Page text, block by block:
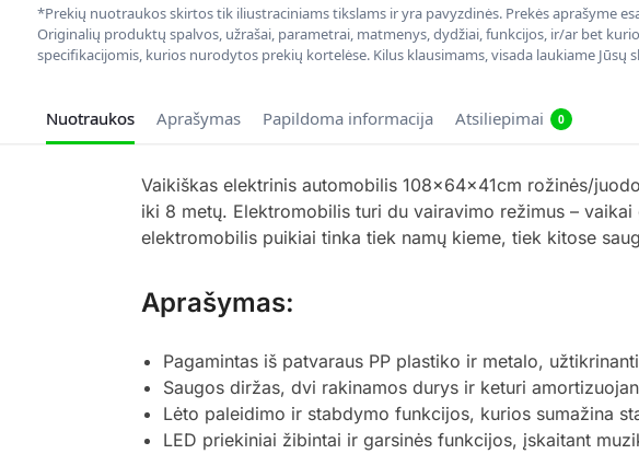
*Prekių nuotraukos skirtos tik iliustraciniams tikslams ir yra pavyzdinės. Prekės aprašyme
Originalių produktų spalvos, užrašai, parametrai, matmenys, dydžiai, funkcijos, ir/ar bet
specifikacijomis, kurios nurodytos prekių kortelėse. Kilus klausimams, visada laukiame
Nuotraukos Aprašymas Papildoma informacija Atsiliepimai 0
Vaikiškas elektrinis automobilis 108x64x41cm rožinės/
iki 8 metų. Elektromobilis turi du vairavimo režimus –
elektromobilis puikiai tinka tiek namų kieme, tiek kitose
Aprašymas:
Pagamintas iš patvaraus PP plastiko ir metalo,
Saugos diržas, dvi rakinamos durys ir keturi
Lėto paleidimo ir stabdymo funkcijos, kurios sumažina
LED priekiniai žibintai ir garsinės funkcijos, įskaitant